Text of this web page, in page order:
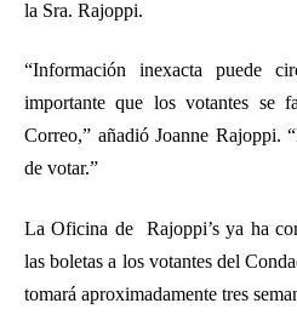
la Sra. Rajoppi.
“Información inexacta puede
importante que los votantes se
Correo,” añadió Joanne Rajoppi.
de votar.”
La Oficina de Rajoppi’sya ha
las boletas a los votantes del
tomará aproximadamente tres